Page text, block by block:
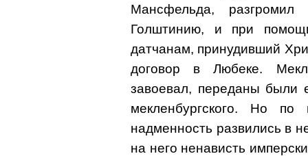
Мансфельда, разгромил
Голштинию, и при
датчанам, принудивший
договор в Любеке.
завоевал, переданы были
мекленбургского. Но
надменность развились в
на него ненависть